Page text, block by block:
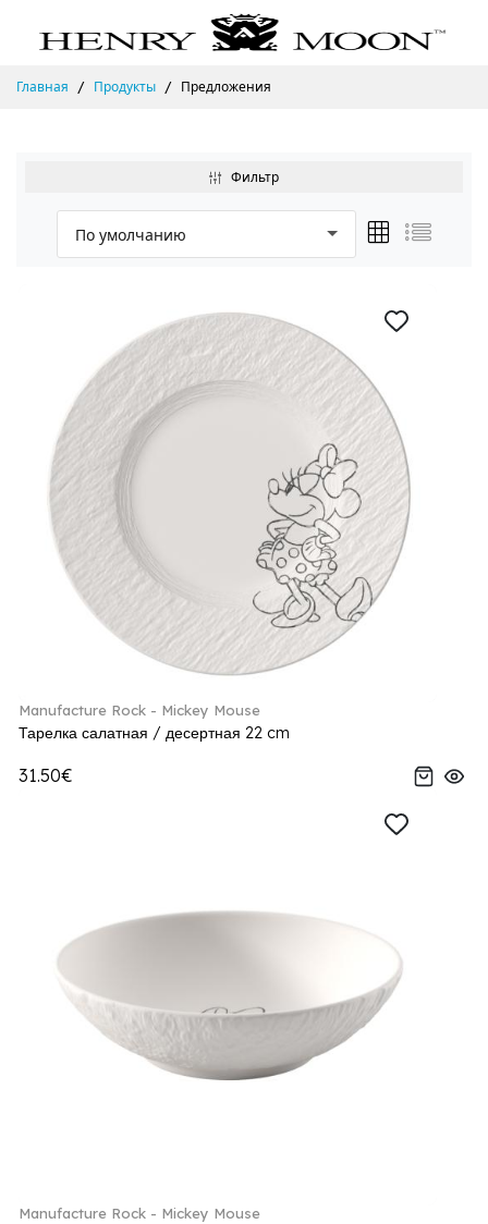
Главная Продукты Предложения
Фильтр
Manufacture Rock - Mickey Mouse
Тарелка салатная / десертная 22 cm
31.50€
Manufacture Rock - Mickey Mouse